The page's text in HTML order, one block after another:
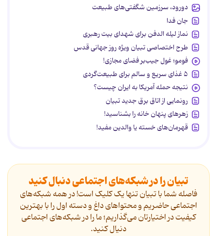
دورود، سرزمین شگفتی‌های طبیعت
جان فدا
نماز لیله الدفن برای شهدای بیت رهبری
طرح اختصاصی تبیان ویژه روز جهانی قدس
فومو؛ غول جیب‌بر فضای مجازی!
۵ غذای سریع و سالم برای طبیعت‌گردی
نتیجه حمله آمریکا به ایران چیست؟
رونمایی از اتاق برق جدید تبیان
زهرهای پنهان خانه را بشناسید!
قهرمان‌های خسته یا والدین مفید!
تبیان را در شبکه‌های اجتماعی دنبال کنید
فاصله شما با تبیان تنها یک کلیک است! در همه شبکه‌های
اجتماعی حاضریم و محتواهای داغ و دسته اول را با بهترین
کیفیت در اختیارتان می‌گذاریم؛ ما را در شبکه‌های اجتماعی
دنیال کنید.